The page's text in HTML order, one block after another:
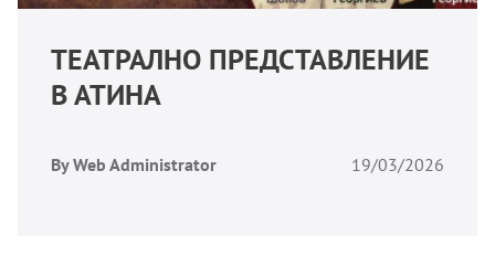
ТЕАТРАЛНО ПРЕДСТАВЛЕНИЕ
В АТИНА
19/03/2026
By Web Administrator